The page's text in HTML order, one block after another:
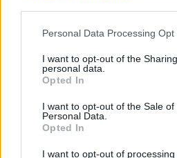
Personal Data Processing Opt
I want to opt-out of the
personal data.
Opted In
I want to opt-out of the Sale of
Personal Data.
Opted In
I want to opt-out of processing